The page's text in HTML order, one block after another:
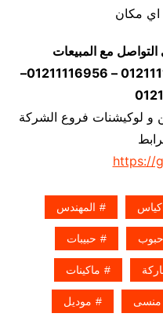
اي مكان
مع المبيعات
موبايل 01211116954 – 01211116955 – 01211116956–
و لوكيشنات فروع الشركة
https://
المهندس
حبوب حبيبات
ماكينات
منسى موديل